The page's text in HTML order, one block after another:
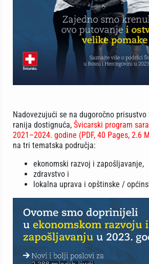
Nadovezujući se na dugoročno
ranija dostignuća, Švicarski program
2021–2024. godine (PDF, 40 Pages, 2.6
na tri tematska područja:
ekonomski razvoj i zapošljavanje,
zdravstvo i
lokalna uprava i opštinske /